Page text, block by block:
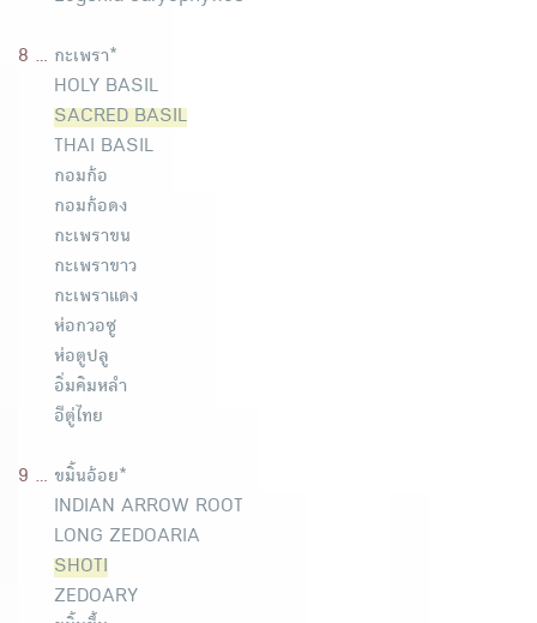
8 ... กะเพรา*
HOLY BASIL
SACRED BASIL
THAI BASIL
กอมก้อ
กอมก้อดง
กะเพราขน
กะเพราขาว
กะเพราแดง
ห่อกวอซู
ห่อตูปลู
อิ่มคิมหลำ
อีตู่ไทย
9 ... ขมิ้นอ้อย*
INDIAN ARROW ROOT
LONG ZEDOARIA
SHOTI
ZEDOARY